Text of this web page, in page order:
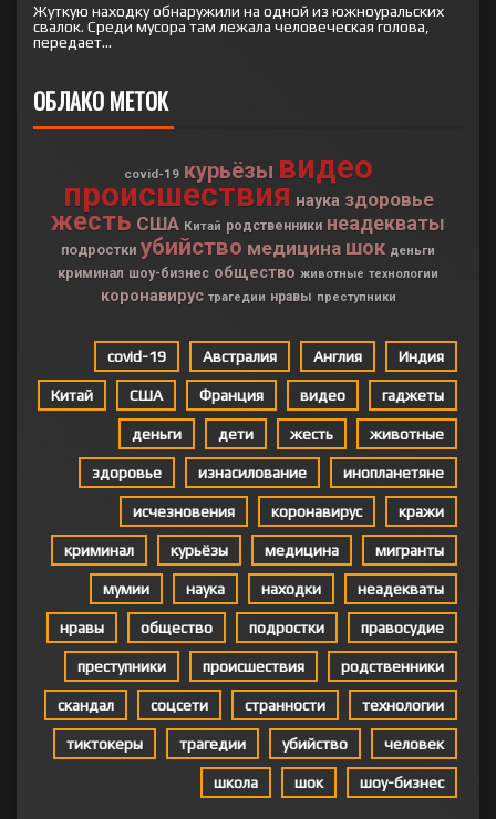
Жуткую находку обнаружили на одной из южноуральских
свалок. Среди мусора там лежала человеческая голова,
передает...
ОБЛАКО МЕТОК
covid-19 курьёзы видео
происшествия наука здоровье
жесть США Китай родственники неадекваты
подростки убийство медицина шок деньги
криминал шоу-бизнес общество животные технологии
коронавирус трагедии нравы преступники
covid-19 Австралия Англия Индия
Китай США Франция видео гаджеты
деньги дети жесть животные
здоровье изнасилование инопланетяне
исчезновения коронавирус кражи
криминал курьёзы медицина мигранты
мумии наука находки неадекваты
нравы общество подростки правосудие
преступники происшествия родственники
скандал соцсети странности технологии
тиктокеры трагедии убийство человек
школа шок шоу-бизнес